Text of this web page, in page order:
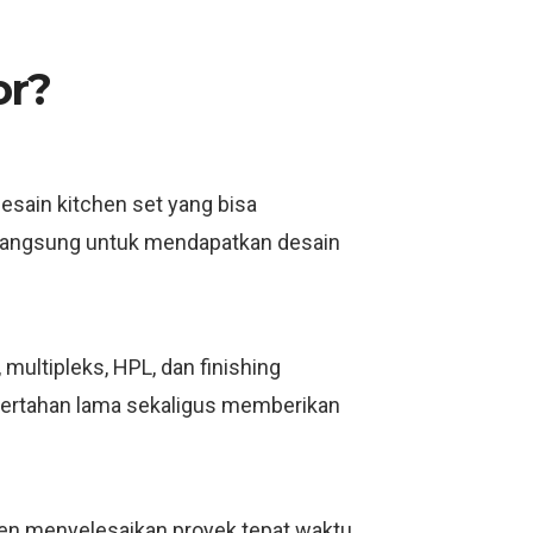
kitchen set yang bisa
untuk mendapatkan desain
HPL, dan finishing
lama sekaligus memberikan